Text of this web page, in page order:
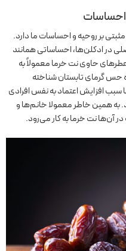
احساسات
مثبتی بر روحیه و احساسات ما دارد.
در ادکلن‌ها، احساساتی همانند
حاوی نت خرما معمولاً به
حس گرمای تابستان شناخته
افزایش اعتماد به نفس افرادی
به همین خاطر معمولا خانم‌ها و
آن‌ها نت خرما به کار می‌رود.